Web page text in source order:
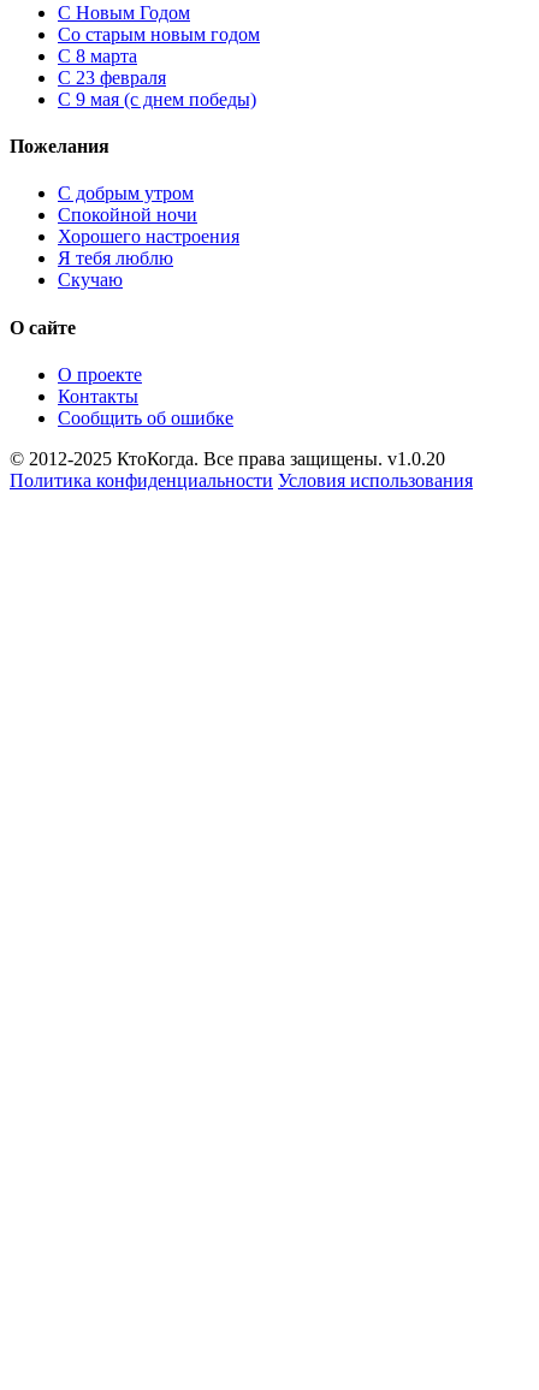
C Новым Годом
Cо старым новым годом
С 8 марта
С 23 февраля
С 9 мая (с днем победы)
Пожелания
С добрым утром
Спокойной ночи
Хорошего настроения
Я тебя люблю
Скучаю
О сайте
О проекте
Контакты
Сообщить об ошибке
© 2012-2025 КтоКогда. Все права защищены. v1.0.20
Политика конфиденциальности Условия использования